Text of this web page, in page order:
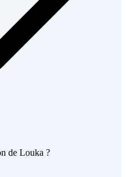
de Louka ?